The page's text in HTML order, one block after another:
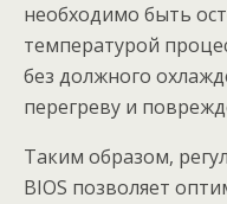
необходимо быть
температурой
без должного
перегреву и
Таким образом,
BIOS позволяет